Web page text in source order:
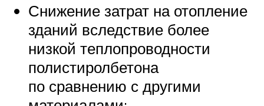
Снижение затрат на отопление
зданий вследствие более
низкой теплопроводности
полистиролбетона
по сравнению с другими